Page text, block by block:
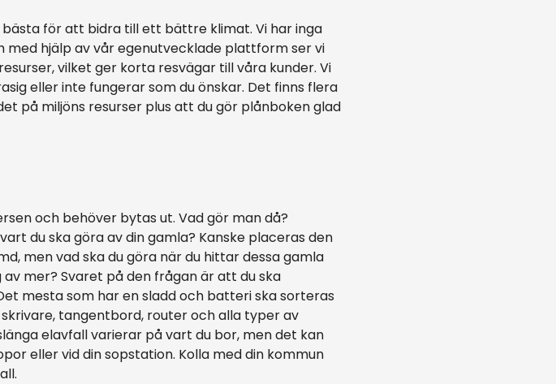
för att bidra till ett bättre klimat. Vi har inga
hjälp av vår egenutvecklade plattform ser vi
vilket ger korta resvägar till våra kunder. Vi
eller inte fungerar som du önskar. Det finns flera
på miljöns resurser plus att du gör plånboken glad
och behöver bytas ut. Vad gör man då?
du ska göra av din gamla? Kanske placeras den
men vad ska du göra när du hittar dessa gamla
mer? Svaret på den frågan är att du ska
mesta som har en sladd och batteri ska sorteras
tangentbord, router och alla typer av
elavfall varierar på vart du bor, men det kan
eller vid din sopstation. Kolla med din kommun